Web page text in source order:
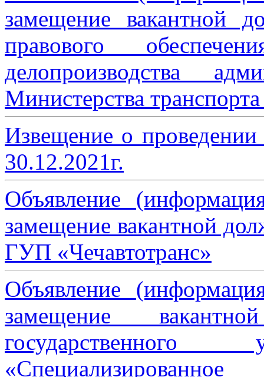
замещение вакантной
правового
делопроизводства
Министерства
Извещение о
30.12.2021г.
Объявление
замещение вакантной
ГУП «Чечавтотранс»
Объявление
замещение
государственного
«Специализированное